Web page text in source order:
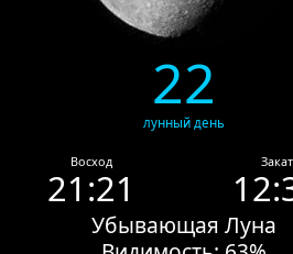
22
лунный день
Восход
21:21
Закат
Убывающая Луна